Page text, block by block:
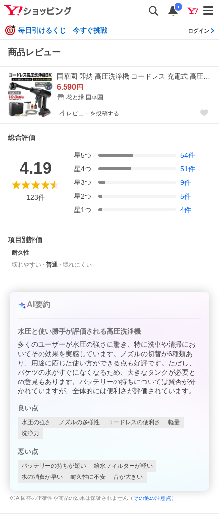
i
毎日引けるくじ 今すぐ挑戦 ログイン
商品レビュー
6,590円
花と緑 国華園
レビューを投稿する
総合評価
4.19
123件
星5つ 54件
星4つ 51件
星3つ 9件
星2つ 5件
星1つ 4件
項目別評価
耐久性
壊れやすい
普通 壊れにくい
AI要約
水圧と使い勝手が評価される高圧洗浄機
多くのユーザーが水圧の強さに驚き、特に洗車や清掃にお
いてその効果を実感しています。ノズルの切替が6種類あ
り、用途に応じた使い方ができる点も好評です。ただし、
バケツの水がすぐになくなるため、大きなタンクが必要と
の意見もあります。バッテリーの持ちについては賛否が分
かれていますが、全体的には便利さが評価されています。
良い点
水圧の強さ ノズルの多様性 コードレスの便利さ
軽量
洗浄力
悪い点
バッテリーの持ちが短い
給水フィルターが軽い
水の消費が早い
耐久性に不安 音が大きい
AI回答の正確性や商品の効果は保証されません（ その他の注意点 ）